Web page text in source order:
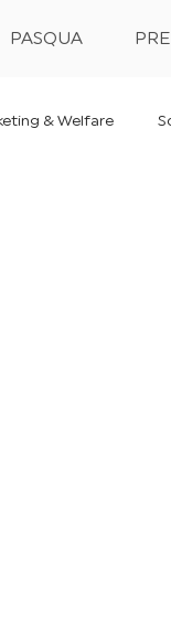
PASQUA
& Welfare